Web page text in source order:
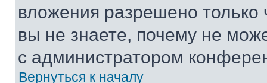
вложения разрешено
вы не знаете, почему не
с администратором
Вернуться к началу